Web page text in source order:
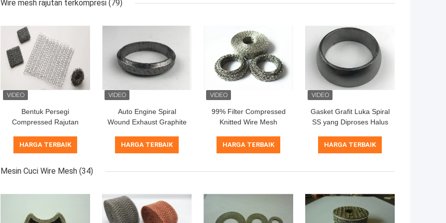
Wire mesh rajutan terkompresi (79)
Bentuk Persegi
Compressed Rajutan
Stainless Steel Wire
Mesh Filter
HARGA TERBAIK
Auto Engine Spiral
Wound Exhaust Graphite
26.8mm OEM / ODM
HARGA TERBAIK
99% Filter Compressed
Knitted Wire Mesh
Disesuaikan Tersedia
OEM Terima
HARGA TERBAIK
Gasket Grafit Luka Spiral
SS yang Diproses Halus
HARGA TERBAIK
Mesin Cuci Wire Mesh (34)